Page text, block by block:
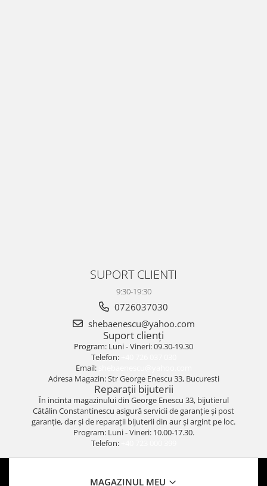
SUPORT CLIENTI
9:30-19:30
0726037030
shebaenescu@yahoo.com
Suport clienți
Program: Luni - Vineri: 09.30-19.30
Telefon:
Email:
Adresa Magazin: Str George Enescu 33, Bucuresti
Reparații bijuterii
În incinta magazinului din George Enescu 33, bijutierul
Cătălin Constantinescu asigură servicii de garanție și post
garanție, dar și de reparații bijuterii din aur și argint pe loc.
Program: Luni - Vineri: 10.00-17.30.
Telefon:
MAGAZINUL MEU